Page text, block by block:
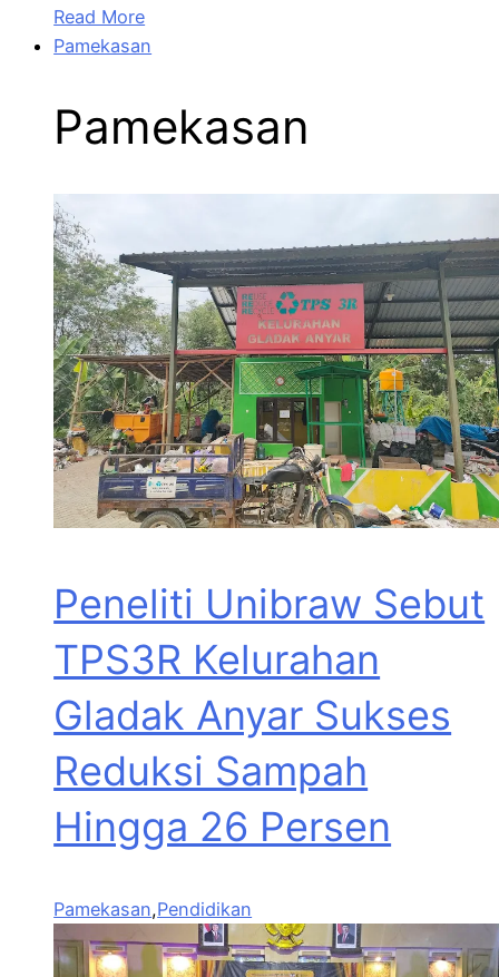
Read More
Pamekasan
Pamekasan
Peneliti Unibraw Sebut
TPS3R Kelurahan
Gladak Anyar Sukses
Reduksi Sampah
Hingga 26 Persen
Pamekasan,Pendidikan